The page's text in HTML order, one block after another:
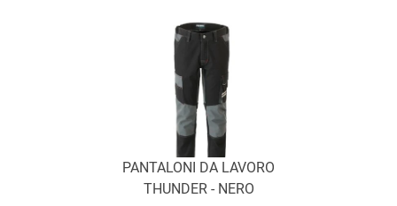
PANTALONI DA LAVORO
THUNDER - NERO